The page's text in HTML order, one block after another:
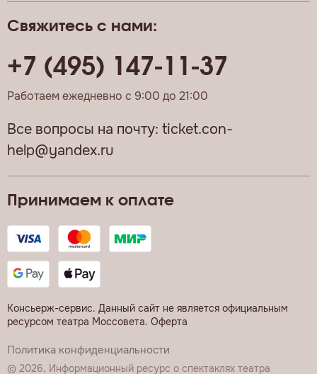
Принимаем к оплате
Консьерж-сервис. Данный сайт не является официальным
ресурсом театра Моссовета. Оферта
Политика конфиденциальности
© 2026, Информационный ресурс о спектаклях театра
Свяжитесь с нами:
+7 (495) 147-11-37
Работаем ежедневно с 9:00 до 21:00
Все вопросы на почту: ticket.con-
help@yandex.ru